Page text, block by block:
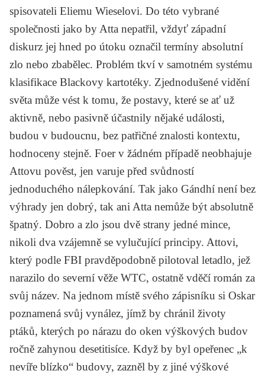
spisovateli Eliemu Wieselovi. Do této vybrané
společnosti jako by Atta nepatřil, vždyť západní
diskurz jej hned po útoku označil termíny absolutní
zlo nebo zbabělec. Problém tkví v samotném systému
klasifikace Blackovy kartotéky. Zjednodušené vidění
světa může vést k tomu, že postavy, které se ať už
aktivně, nebo pasivně účastnily nějaké události,
budou v budoucnu, bez patřičné znalosti kontextu,
hodnoceny stejně. Foer v žádném případě neobhajuje
Attovu pověst, jen varuje před svůdností
jednoduchého nálepkování. Tak jako Gándhí není bez
výhrady jen dobrý, tak ani Atta nemůže být absolutně
špatný. Dobro a zlo jsou dvě strany jedné mince,
nikoli dva vzájemně se vylučující principy. Attovi,
který podle FBI pravděpodobně pilotoval letadlo, jež
narazilo do severní věže WTC, ostatně vděčí román za
svůj název. Na jednom místě svého zápisníku si Oskar
poznamená svůj vynález, jímž by chránil životy
ptáků, kterých po nárazu do oken výškových budov
ročně zahynou desetitisíce. Když by byl opeřenec „k
nevíře blízko“ budovy, zazněl by z jiné výškové